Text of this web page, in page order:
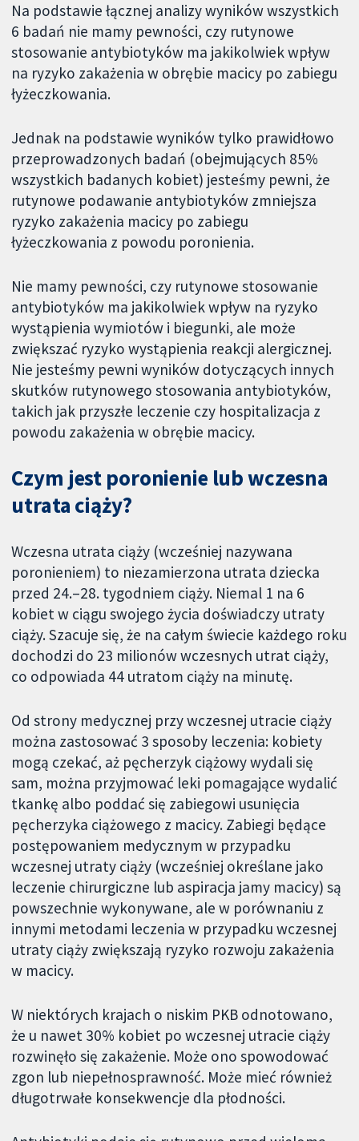
Na podstawie łącznej analizy wyników wszystkich
6 badań nie mamy pewności, czy rutynowe
stosowanie antybiotyków ma jakikolwiek wpływ
na ryzyko zakażenia w obrębie macicy po zabiegu
łyżeczkowania.
Jednak na podstawie wyników tylko prawidłowo
przeprowadzonych badań (obejmujących 85%
wszystkich badanych kobiet) jesteśmy pewni, że
rutynowe podawanie antybiotyków zmniejsza
ryzyko zakażenia macicy po zabiegu
łyżeczkowania z powodu poronienia.
Nie mamy pewności, czy rutynowe stosowanie
antybiotyków ma jakikolwiek wpływ na ryzyko
wystąpienia wymiotów i biegunki, ale może
zwiększać ryzyko wystąpienia reakcji alergicznej.
Nie jesteśmy pewni wyników dotyczących innych
skutków rutynowego stosowania antybiotyków,
takich jak przyszłe leczenie czy hospitalizacja z
powodu zakażenia w obrębie macicy.
Czym jest poronienie lub wczesna
utrata ciąży?
Wczesna utrata ciąży (wcześniej nazywana
poronieniem) to niezamierzona utrata dziecka
przed 24.–28. tygodniem ciąży. Niemal 1 na 6
kobiet w ciągu swojego życia doświadczy utraty
ciąży. Szacuje się, że na całym świecie każdego roku
dochodzi do 23 milionów wczesnych utrat ciąży,
co odpowiada 44 utratom ciąży na minutę.
Od strony medycznej przy wczesnej utracie ciąży
można zastosować 3 sposoby leczenia: kobiety
mogą czekać, aż pęcherzyk ciążowy wydali się
sam, można przyjmować leki pomagające wydalić
tkankę albo poddać się zabiegowi usunięcia
pęcherzyka ciążowego z macicy. Zabiegi będące
postępowaniem medycznym w przypadku
wczesnej utraty ciąży (wcześniej określane jako
leczenie chirurgiczne lub aspiracja jamy macicy) są
powszechnie wykonywane, ale w porównaniu z
innymi metodami leczenia w przypadku wczesnej
utraty ciąży zwiększają ryzyko rozwoju zakażenia
w macicy.
W niektórych krajach o niskim PKB odnotowano,
że u nawet 30% kobiet po wczesnej utracie ciąży
rozwinęło się zakażenie. Może ono spowodować
zgon lub niepełnosprawność. Może mieć również
długotrwałe konsekwencje dla płodności.